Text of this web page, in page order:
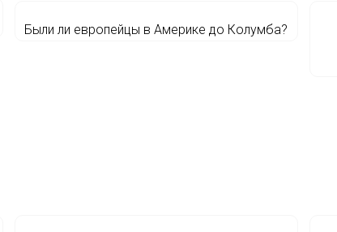
Были ли европейцы в Америке до Колумба?